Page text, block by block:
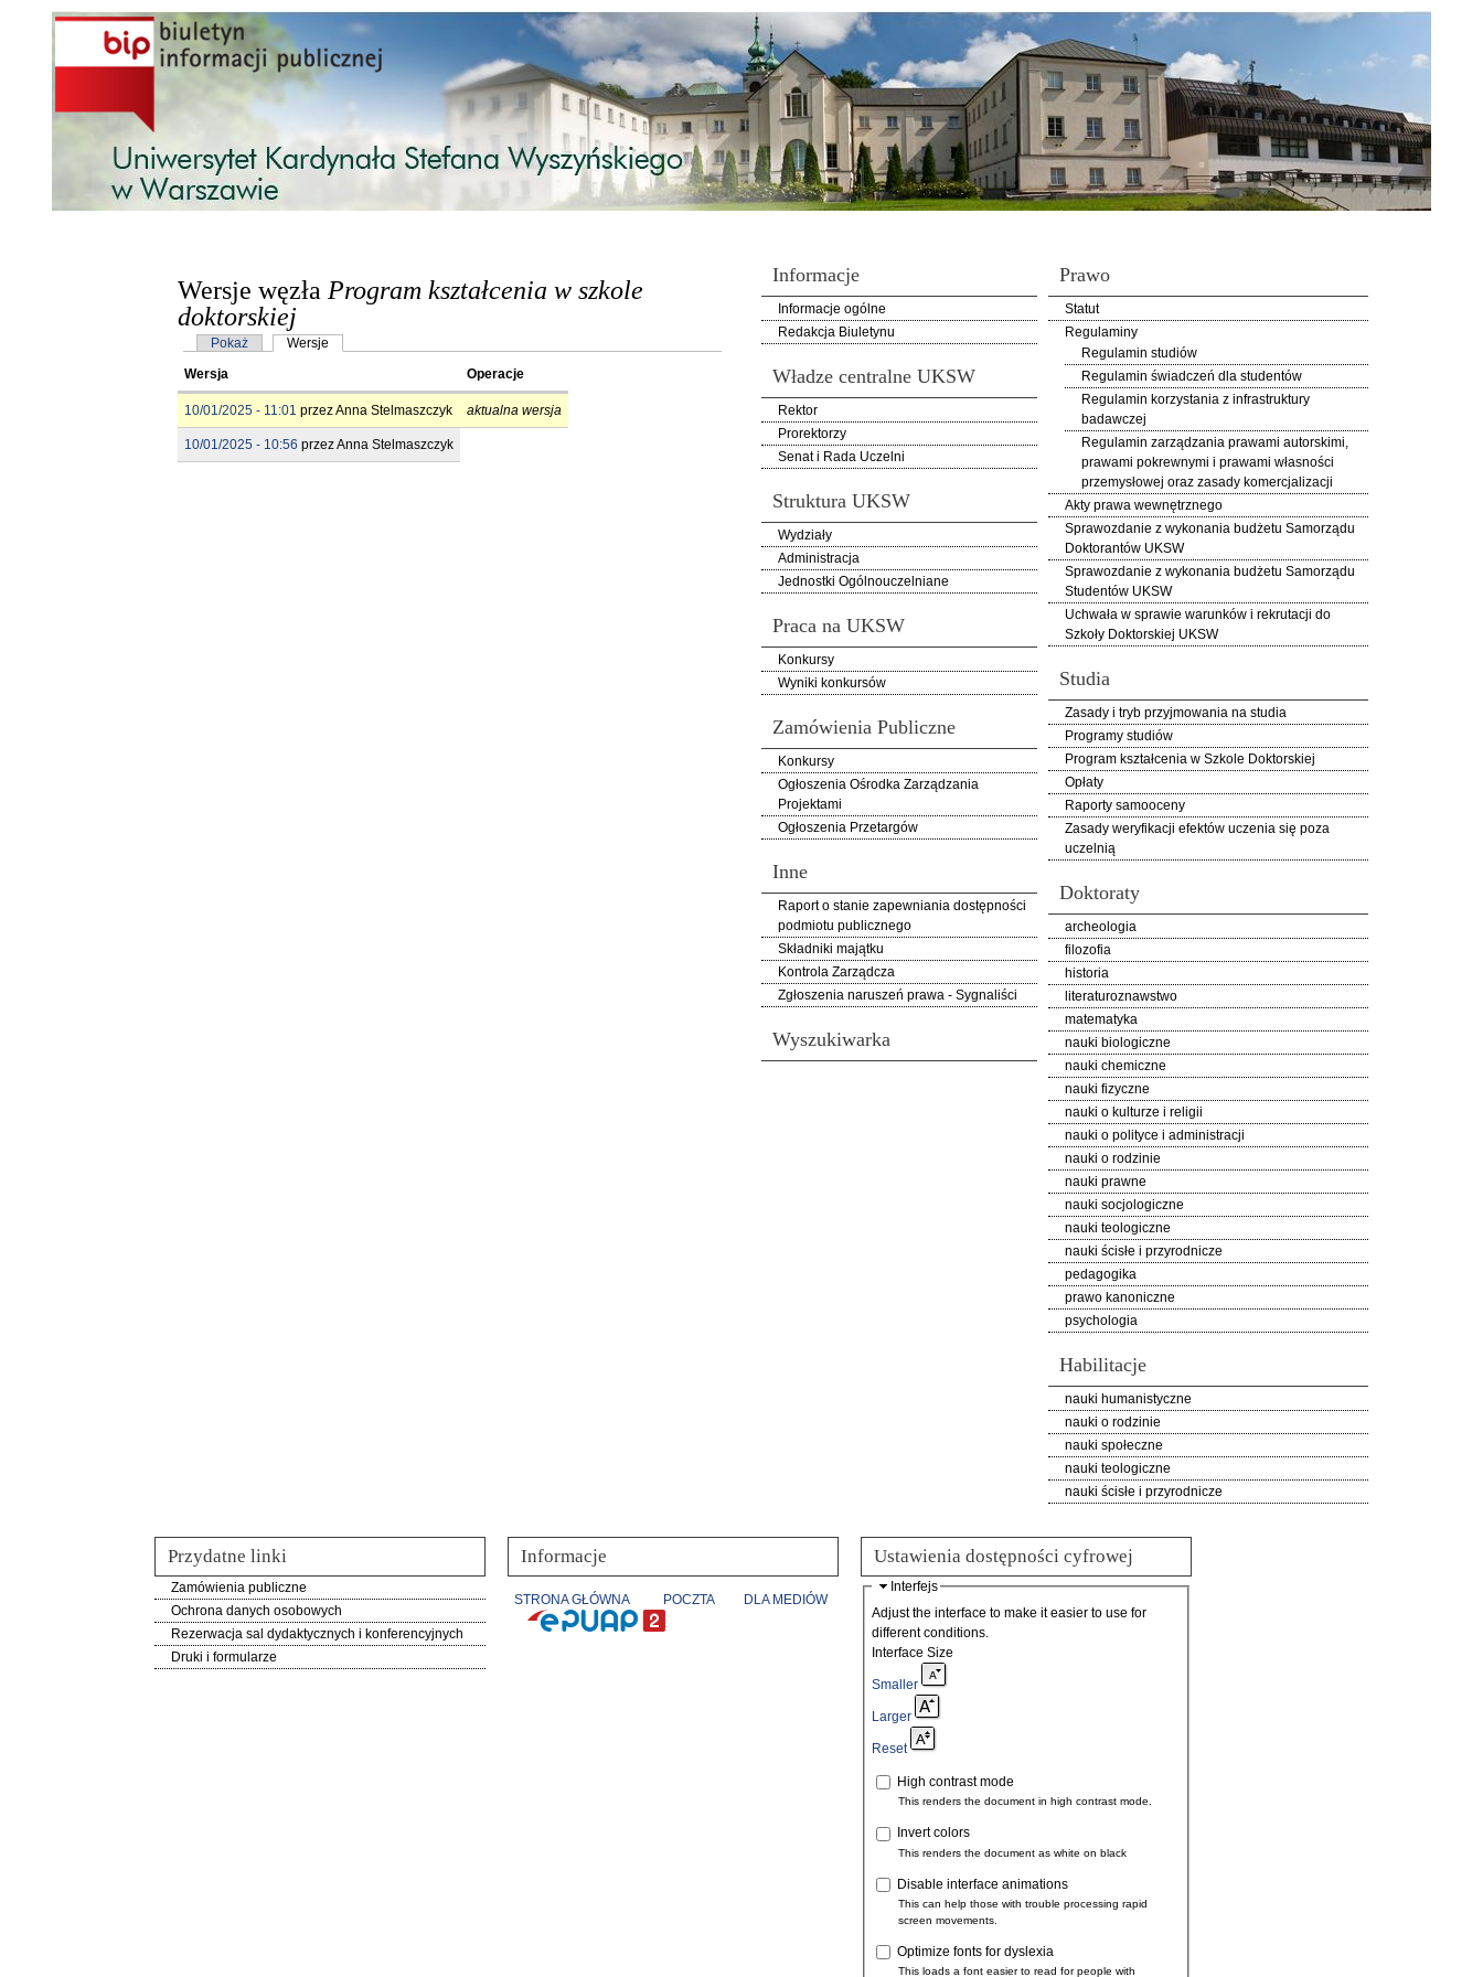
Przejdź do treści
Wersje węzła Program kształcenia w szkole
doktorskiej
Karty podstawowe
Pokaż Wersje
Wersja
Operacje
10/01/2025 - 11:01 przezAnna Stelmaszczyk aktualna wersja
10/01/2025 - 10:56 przezAnna Stelmaszczyk
Informacje
Informacje ogólne
Redakcja Biuletynu
Władze centralne UKSW
Rektor
Prorektorzy
Senat i Rada Uczelni
Struktura UKSW
Wydziały
Administracja
Jednostki Ogólnouczelniane
Praca na UKSW
Konkursy
Wyniki konkursów
Zamówienia Publiczne
Konkursy
Ogłoszenia Ośrodka Zarządzania
Projektami
Ogłoszenia Przetargów
Inne
Raport o stanie zapewniania dostępności
podmiotu publicznego
Składniki majątku
Kontrola Zarządcza
Zgłoszenia naruszeń prawa - Sygnaliści
Wyszukiwarka
Prawo
Statut
Regulaminy
Regulamin studiów
Regulamin świadczeń dla studentów
Regulamin korzystania z infrastruktury
badawczej
Regulamin zarządzania prawami autorskimi,
prawami pokrewnymi i prawami własności
przemysłowej oraz zasady komercjalizacji
Akty prawa wewnętrznego
Sprawozdanie z wykonania budżetu Samorządu
Doktorantów UKSW
Sprawozdanie z wykonania budżetu Samorządu
Studentów UKSW
Uchwała w sprawie warunków i rekrutacji do
Szkoły Doktorskiej UKSW
Studia
Zasady i tryb przyjmowania na studia
Programy studiów
Program kształcenia w Szkole Doktorskiej
Opłaty
Raporty samooceny
Zasady weryfikacji efektów uczenia się poza
uczelnią
Doktoraty
archeologia
filozofia
historia
literaturoznawstwo
matematyka
nauki biologiczne
nauki chemiczne
nauki fizyczne
nauki o kulturze i religii
nauki o polityce i administracji
nauki o rodzinie
nauki prawne
nauki socjologiczne
nauki teologiczne
nauki ścisłe i przyrodnicze
pedagogika
prawo kanoniczne
psychologia
Habilitacje
nauki humanistyczne
nauki o rodzinie
nauki społeczne
nauki teologiczne
nauki ścisłe i przyrodnicze
Przydatne linki
Zamówienia publiczne
Ochrona danych osobowych
Rezerwacja sal dydaktycznych i konferencyjnych
Druki i formularze
Informacje
STRONA GŁÓWNA POCZTA DLA MEDIÓW
Ustawienia dostępności cyfrowej
Interfejs
Adjust the interface to make it easier to use for
different conditions.
Interface Size
Smaller
Larger
Reset
High contrast mode
This renders the document in high contrast mode.
Invert colors
This renders the document as white on black
Disable interface animations
This can help those with trouble processing rapid
screen movements.
Optimize fonts for dyslexia
This loads a font easier to read for people with